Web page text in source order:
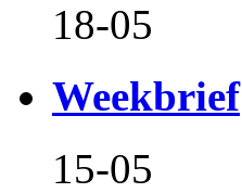
18-05
Weekbrief
15-05